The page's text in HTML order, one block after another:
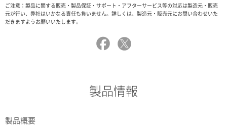
ご注意：製品に関する販売・製品保証・サポート・アフターサービス等の対応は製造元・販売
元が行い、弊社はいかなる責任も負いません。詳しくは、製造元・販売元にお問い合わせいた
だきますようお願いいたします。
製品情報
製品概要